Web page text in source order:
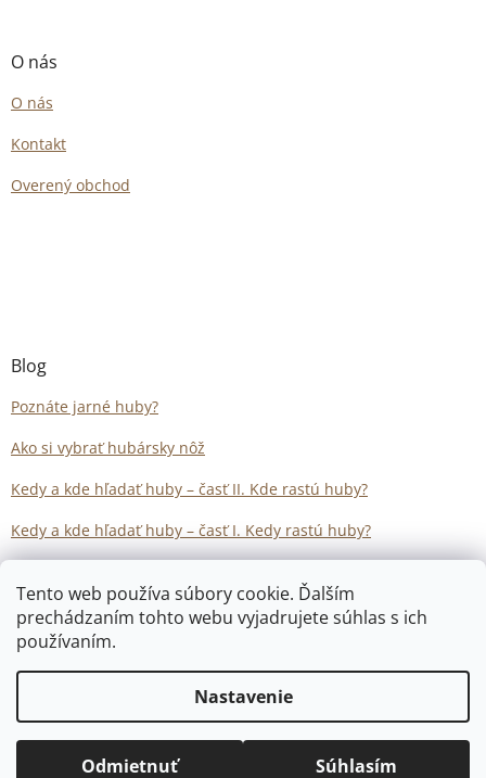
Tento web používa súbory cookie. Ďalším
prechádzaním tohto webu vyjadrujete súhlas s ich
používaním.
Nastavenie
Odmietnuť Súhlasím
O nás
O nás
Kontakt
Overený obchod
Blog
Poznáte jarné huby?
Ako si vybrať hubársky nôž
Kedy a kde hľadať huby – časť II. Kde rastú huby?
Kedy a kde hľadať huby – časť I. Kedy rastú huby?
Hubarstvo.sk
Upraviť nastavenie cookies